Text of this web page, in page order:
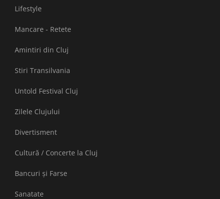
Lifestyle
Mancare - Retete
Amintiri din Cluj
Stiri Transilvania
Untold Festival Cluj
Zilele Clujului
Divertisment
Cultură / Concerte la Cluj
Bancuri și Farse
Sanatate